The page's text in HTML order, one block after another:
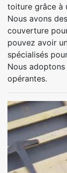
toiture grâce à
Nous avons
couverture
pouvez avoir
spécialisés
Nous
opérantes.